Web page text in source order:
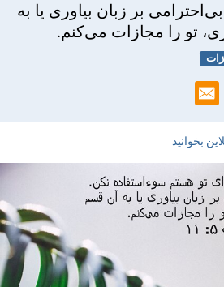
بر زبان بياوری يا به
تو را مجازات می‌كنم.
بخوانید